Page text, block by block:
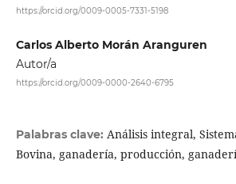
https://orcid.org/0009-0005-7331-5198
Carlos Alberto Morán Aranguren
Autor/a
https://orcid.org/0009-0000-2640-6795
Palabras clave: Análisis integral,
Bovina, ganadería, producción,